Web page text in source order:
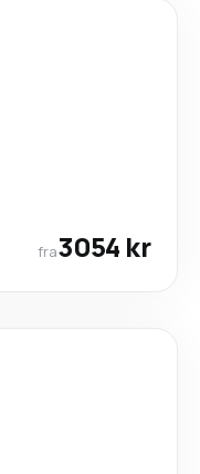
fra3054 kr